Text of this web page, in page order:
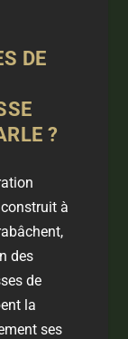
DE
?
à
des
de
la
ses